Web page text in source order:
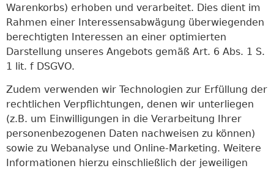
Warenkorbs) erhoben und verarbeitet. Dies dient im
Rahmen einer Interessensabwägung überwiegenden
berechtigten Interessen an einer optimierten
Darstellung unseres Angebots gemäß Art. 6 Abs. 1 S.
1 lit. f DSGVO.
Zudem verwenden wir Technologien zur Erfüllung der
rechtlichen Verpflichtungen, denen wir unterliegen
(z.B. um Einwilligungen in die Verarbeitung Ihrer
personenbezogenen Daten nachweisen zu können)
sowie zu Webanalyse und Online-Marketing. Weitere
Informationen hierzu einschließlich der jeweiligen